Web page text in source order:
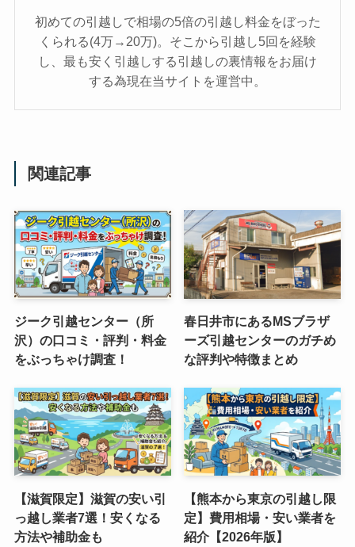
初めての引越しで相場の5倍の引越し料金をぼった
くられる(4万→20万)。そこから引越し5回を経験
し、最も安く引越しする引越しの裏情報をお届け
する為現在当サイトを運営中。
関連記事
ジーク引越センター（所
沢）の口コミ・評判・料金
をぶっちゃけ調査！
春日井市にあるMSブラザ
ーズ引越センターのガチめ
な評判や特徴まとめ
【滋賀限定】滋賀の安い引
っ越し業者7選！安くなる
方法や補助金も
【熊本から東京の引越し限
定】費用相場・安い業者を
紹介【2026年版】